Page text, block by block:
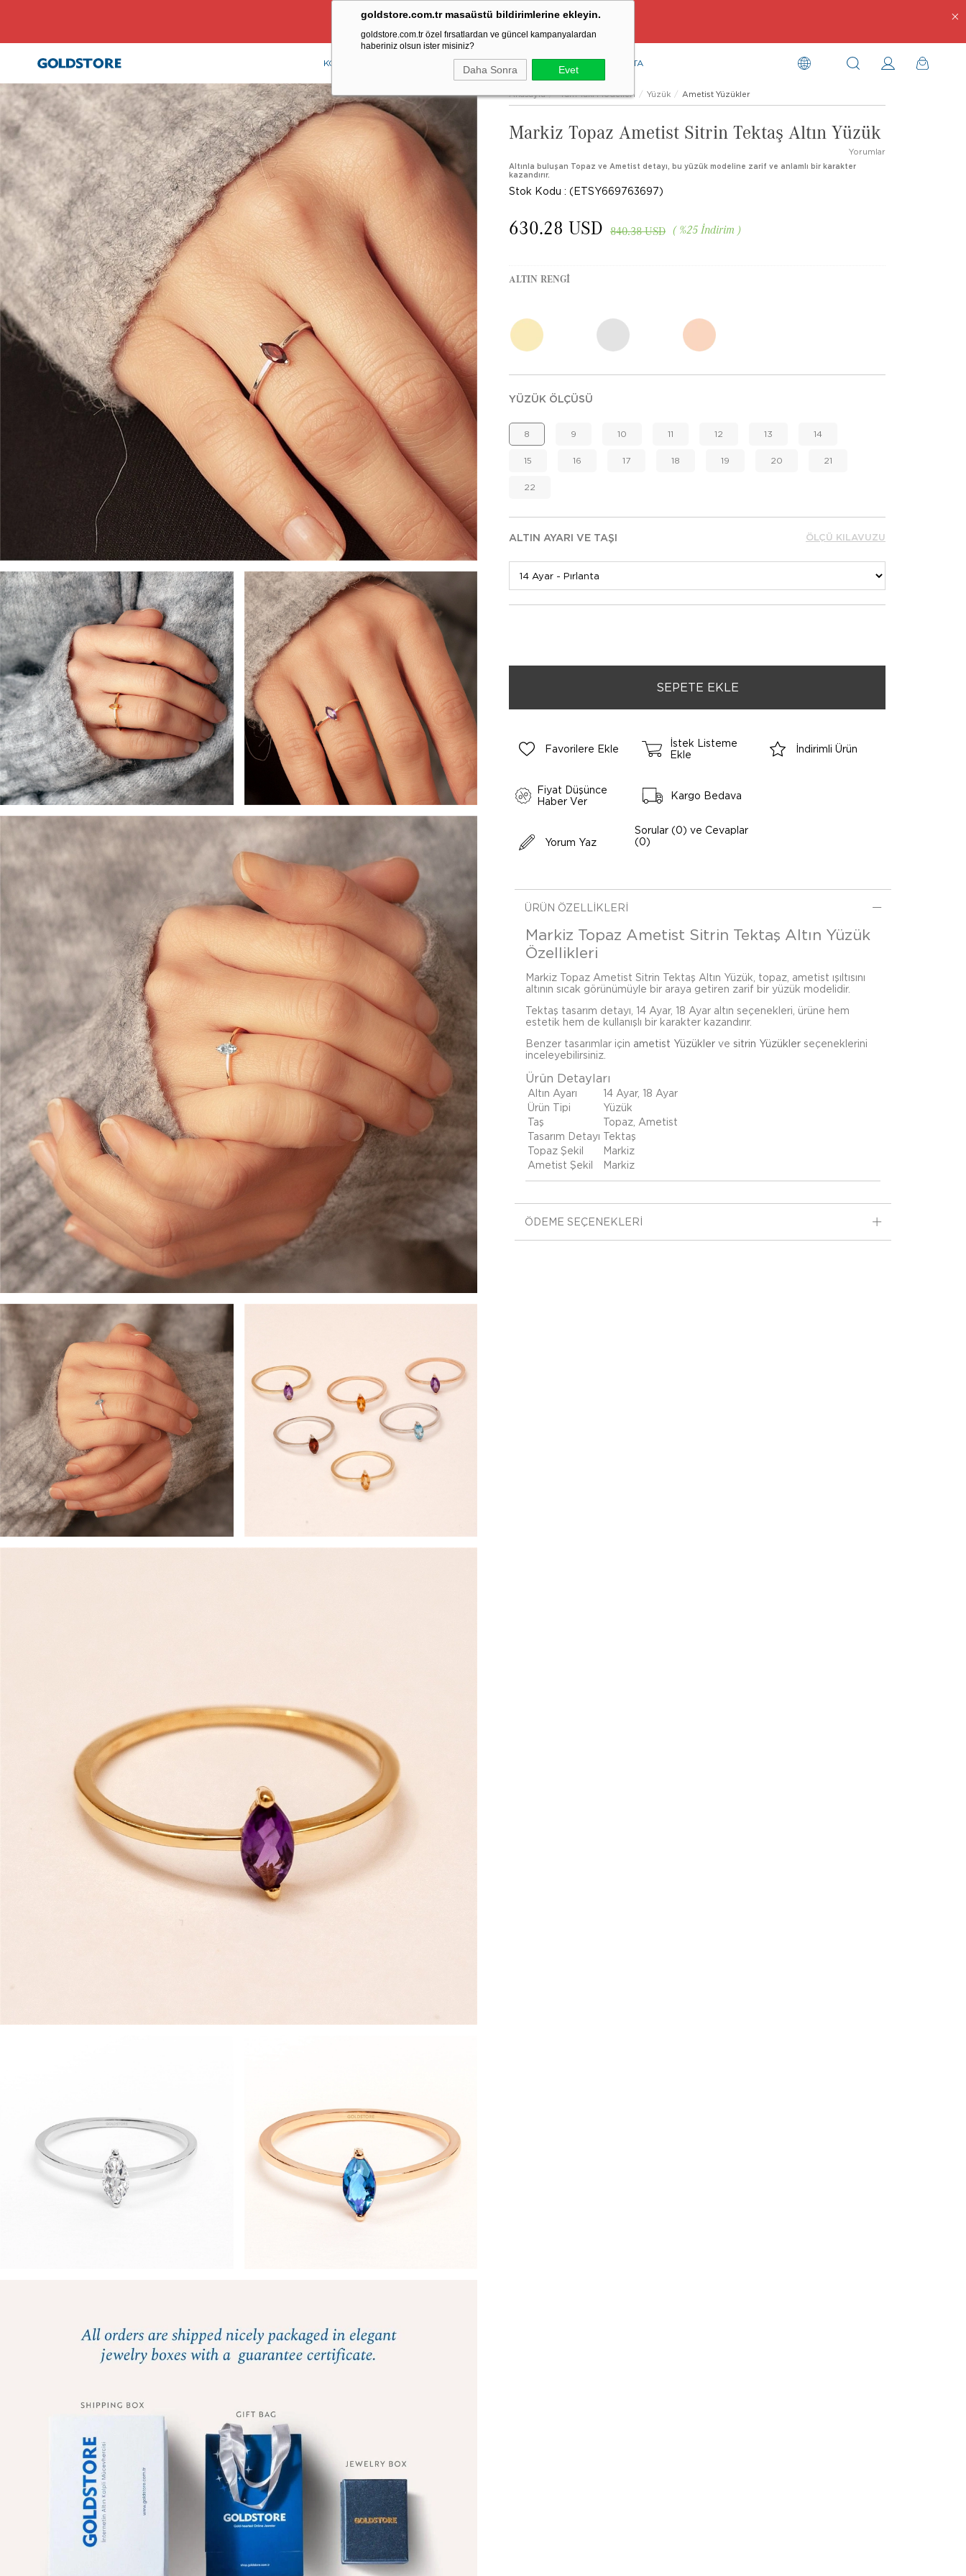
goldstore.com.tr masaüstü bildirimlerine ekleyin.
goldstore.com.tr özel fırsatlardan ve güncel kampanyalardan
haberiniz olsun ister misiniz?
Daha Sonra Evet
Ücretsiz Aynı Gün Kargo Fırsatı
KOLYE BİLEKLİK RENKLİ TAŞLAR PIRLANTA
Anasayfa Tüm Takı Modelleri Yüzük Ametist Yüzükler
Markiz Topaz Ametist Sitrin Tektaş Altın Yüzük
Yorumlar
Altınla buluşan Topaz ve Ametist detayı, bu yüzük modeline zarif ve anlamlı bir karakter
kazandırır.
Stok Kodu (ETSY669763697)
%25 İndirim
840.38 USD
630.28 USD
ALTIN RENGI
YÜZÜK ÖLÇÜSÜ
8 9 10 11 12 13 14
15 16 17 18 19 20 21
22
ALTIN AYARI VE TAŞI ÖLÇÜ KILAVUZU
Favorilere Ekle
İstek Listeme
Ekle
İndirimli Ürün
Fiyat Düşünce
Haber Ver
Kargo Bedava
Yorum Yaz
Sorular (0) ve Cevaplar
(0)
ÜRÜN ÖZELLIKLERI
Markiz Topaz Ametist Sitrin Tektaş Altın Yüzük
Özellikleri
Markiz Topaz Ametist Sitrin Tektaş Altın Yüzük, topaz, ametist ışıltısını
altının sıcak görünümüyle bir araya getiren zarif bir yüzük modelidir.
Tektaş tasarım detayı, 14 Ayar, 18 Ayar altın seçenekleri, ürüne hem
estetik hem de kullanışlı bir karakter kazandırır.
Benzer tasarımlar için ametist Yüzükler ve sitrin Yüzükler seçeneklerini
inceleyebilirsiniz.
Ürün Detayları
Altın Ayarı
14 Ayar, 18 Ayar
Ürün Tipi
Yüzük
Taş
Topaz, Ametist
Tasarım Detayı Tektaş
Topaz Şekil
Markiz
Ametist Şekil
Markiz
ÖDEME SEÇENEKLERI